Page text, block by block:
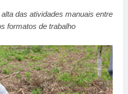
das atividades manuais entre
formatos de trabalho